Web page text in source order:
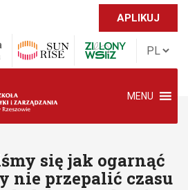
APLIKUJ
MENU
się jak ogarnąć
nie przepalić czasu